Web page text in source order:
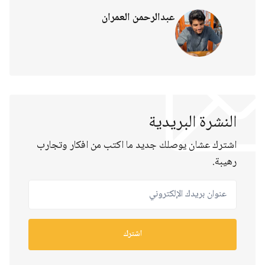
عبدالرحمن العمران
النشرة البريدية
اشترك عشان يوصلك جديد ما اكتب من افكار وتجارب
رهيبة.
عنوان بريدك الإلكتروني
اشترك